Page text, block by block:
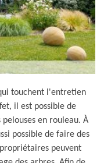
touchent l'entretien
il est possible de
en rouleau. À
possible de faire des
peuvent